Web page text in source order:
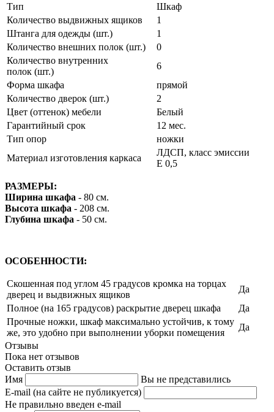
Тип
Шкаф
Количество выдвижных ящиков
1
Штанга для одежды (шт.)
1
Количество внешних полок (шт.)
0
Количество внутренних
полок (шт.)
6
Форма шкафа
прямой
Количество дверок (шт.)
2
Цвет (оттенок) мебели
Белый
Гарантийный срок
12 мес.
Тип опор
ножки
Материал изготовления каркаса
ЛДСП, класс эмиссии
Е 0,5
РАЗМЕРЫ:
Ширина шкафа - 80 см.
Высота шкафа - 208 см.
Глубина шкафа - 50 см.
ОСОБЕННОСТИ:
Скошенная под углом 45 градусов кромка на торцах
дверец и выдвижных ящиков
Да
Полное (на 165 градусов) раскрытие дверец шкафа
Да
Прочные ножки, шкаф максимально устойчив, к тому
же, это удобно при выполнении уборки помещения
Да
Отзывы
Пока нет отзывов
Оставить отзыв
Имя
Вы не представились
E-mail (на сайте не публикуется)
Не правильно введен e-mail